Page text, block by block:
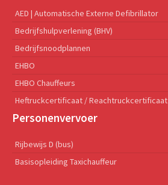
AED | Automatische Externe Defibrillator
Bedrijfshulpverlening (BHV)
Bedrijfsnoodplannen
EHBO
EHBO Chauffeurs
Heftruckcertificaat / Reachtruckcertificaat
Personenvervoer
Rijbewijs D (bus)
Basisopleiding Taxichauffeur